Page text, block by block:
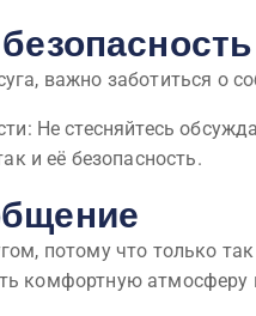
важно заботиться о
Не стесняйтесь
и её безопасность.
потому что только
комфортную атмосферу